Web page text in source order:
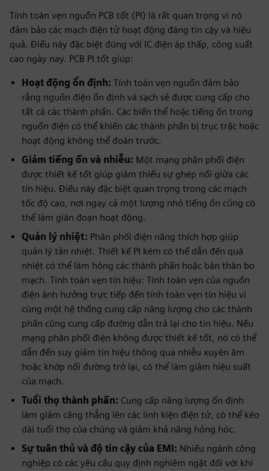
Tính toàn vẹn nguồn PCB tốt (PI) là rất quan trọng vì nó
đảm bảo các mạch điện tử hoạt động đáng tin cậy và hiệu
quả. Điều này đặc biệt đúng với IC điện áp thấp, công suất
cao ngày nay. PCB PI tốt giúp:
Hoạt động ổn định: Tính toàn vẹn nguồn đảm bảo
rằng nguồn điện ổn định và sạch sẽ được cung cấp cho
tất cả các thành phần. Các biến thể hoặc tiếng ồn trong
nguồn điện có thể khiến các thành phần bị trục trặc hoặc
hoạt động không thể đoán trước.
Giảm tiếng ồn và nhiễu: Một mạng phân phối điện
được thiết kế tốt giúp giảm thiểu sự ghép nối giữa các
tín hiệu. Điều này đặc biệt quan trọng trong các mạch
tốc độ cao, nơi ngay cả một lượng nhỏ tiếng ồn cũng có
thể làm gián đoạn hoạt động.
Quản lý nhiệt: Phân phối điện năng thích hợp giúp
quản lý tản nhiệt. Thiết kế PI kém có thể dẫn đến quá
nhiệt có thể làm hỏng các thành phần hoặc bản thân bo
mạch. Tính toàn vẹn tín hiệu: Tính toàn vẹn của nguồn
điện ảnh hưởng trực tiếp đến tính toàn vẹn tín hiệu vì
cùng một hệ thống cung cấp năng lượng cho các thành
phần cũng cung cấp đường dẫn trả lại cho tín hiệu. Nếu
mạng phân phối điện không được thiết kế tốt, nó có thể
dẫn đến suy giảm tín hiệu thông qua nhiễu xuyên âm
hoặc khớp nối đường trở lại, có thể làm giảm hiệu suất
của mạch.
Tuổi thọ thành phần: Cung cấp năng lượng ổn định
làm giảm căng thẳng lên các linh kiện điện tử, có thể kéo
dài tuổi thọ của chúng và giảm khả năng hỏng hóc.
Sự tuân thủ và độ tin cậy của EMI: Nhiều ngành công
nghiệp có các yêu cầu quy định nghiêm ngặt đối với khí